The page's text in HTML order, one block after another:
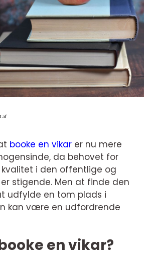
booke en vikar er nu mere
da behovet for
i den offentlige og
stigende. Men at finde den
udfylde en tom plads i
kan være en udfordrende
en vikar?